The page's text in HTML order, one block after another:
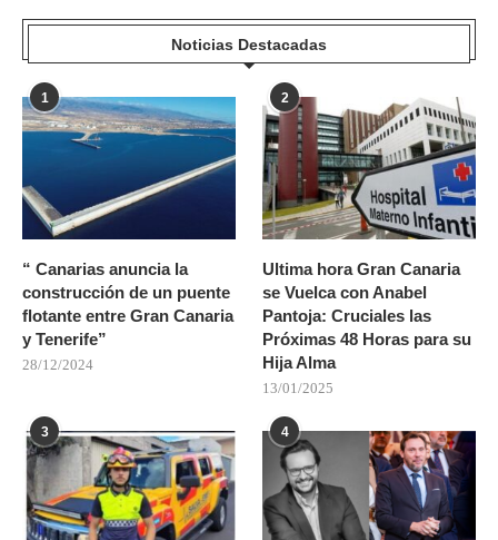
Noticias Destacadas
1
“ Canarias anuncia la
construcción de un puente
flotante entre Gran Canaria
y Tenerife”
28/12/2024
2
Ultima hora Gran Canaria
se Vuelca con Anabel
Pantoja: Cruciales las
Próximas 48 Horas para su
Hija Alma
13/01/2025
3 4